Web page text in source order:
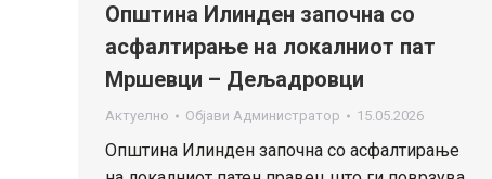
Општина Илинден започна со
асфалтирање на локалниот пат
Мршевци – Дељадровци
Актуелно Објави Администратор 15.05.2026
Општина Илинден започна со асфалтирање